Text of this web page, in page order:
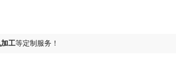
工等定制服务！